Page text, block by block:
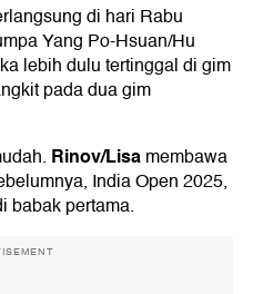
di hari Rabu
Yang Po-Hsuan/Hu
lebih dulu tertinggal di gim
pada dua gim
Rinov/Lisamembawa
India Open 2025,
babak pertama.